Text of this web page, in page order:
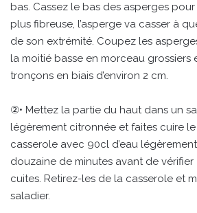
bas. Cassez le bas des asperges
plus fibreuse, l’asperge va casser à
de son extrémité. Coupez les
la moitié basse en morceau grossiers
tronçons en biais d’environ 2 cm.
②• Mettez la partie du haut dans un
légèrement citronnée et faites cuire
casserole avec 90cl d’eau
douzaine de minutes avant de vérifier
cuites. Retirez-les de la casserole et
saladier.